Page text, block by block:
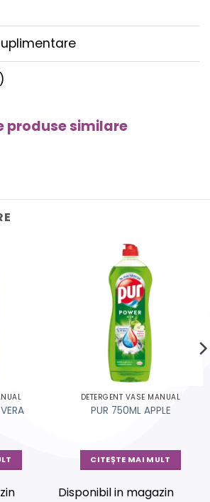
produse similare
DETERGENT VASE MANUAL
PUR 750ML APPLE
CITEȘTE MAI MULT
Disponibil in magazin